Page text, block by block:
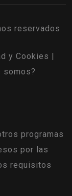
reservados
y Cookies
somos?
programas
por las
requisitos